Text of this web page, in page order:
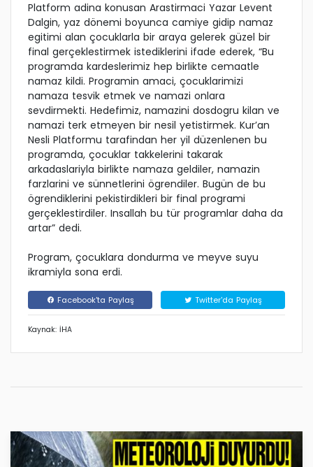
Platform adina konusan Arastirmaci Yazar Levent
Dalgin, yaz dönemi boyunca camiye gidip namaz
egitimi alan çocuklarla bir araya gelerek güzel bir
final gerçeklestirmek istediklerini ifade ederek, “Bu
programda kardeslerimiz hep birlikte cemaatle
namaz kildi. Programin amaci, çocuklarimizi
namaza tesvik etmek ve namazi onlara
sevdirmekti. Hedefimiz, namazini dosdogru kilan ve
namazi terk etmeyen bir nesil yetistirmek. Kur’an
Nesli Platformu tarafindan her yil düzenlenen bu
programda, çocuklar takkelerini takarak
arkadaslariyla birlikte namaza geldiler, namazin
farzlarini ve sünnetlerini ögrendiler. Bugün de bu
ögrendiklerini pekistirdikleri bir final programi
gerçeklestirdiler. Insallah bu tür programlar daha da
artar” dedi.
Program, çocuklara dondurma ve meyve suyu
ikramiyla sona erdi.
Facebook'ta Paylaş Twitter'da Paylaş
Kaynak: İHA